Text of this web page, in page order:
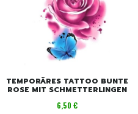
TEMPORÄRES TATTOO BUNTE
ROSE MIT SCHMETTERLINGEN
Preis
6,50 €